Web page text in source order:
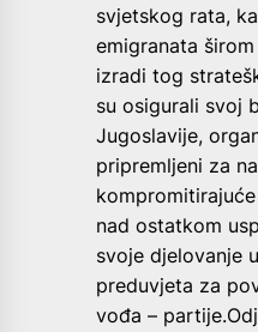
svjetskog rata,
emigranata
izradi tog
su osigurali svoj
Jugoslavije,
pripremljeni za
nad ostatkom
svoje djelovanje
preduvjeta za
vođa –